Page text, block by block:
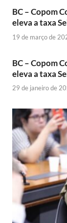
BC – Copom
eleva a taxa
19 de março de
BC – Copom
eleva a taxa
29 de janeiro de